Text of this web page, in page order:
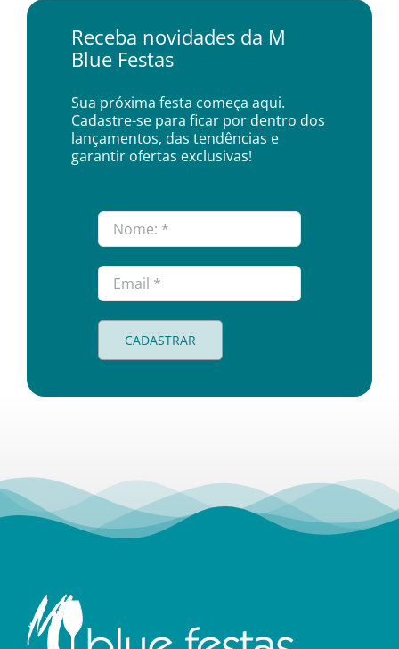
Receba novidades da M
Blue Festas
Sua próxima festa começa aqui.
Cadastre-se para ficar por dentro dos
lançamentos, das tendências e
garantir ofertas exclusivas!
CADASTRAR